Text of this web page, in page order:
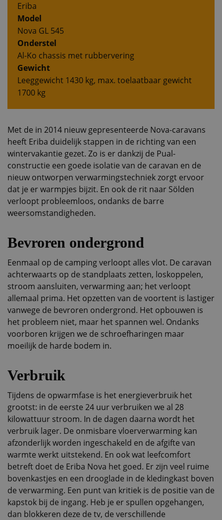
Eriba
Model
Nova GL 545
Onderstel
Al-Ko chassis met rubbervering
Gewicht
Leeggewicht 1430 kg, max. toelaatbaar gewicht
1700 kg
Met de in 2014 nieuw gepresenteerde Nova-caravans
heeft Eriba duidelijk stappen in de richting van een
wintervakantie gezet. Zo is er dankzij de Pual-
constructie een goede isolatie van de caravan en de
nieuw ontworpen verwarmingstechniek zorgt ervoor
dat je er warmpjes bijzit. En ook de rit naar Sölden
verloopt probleemloos, ondanks de barre
weersomstandigheden.
Bevroren ondergrond
Eenmaal op de camping verloopt alles vlot. De caravan
achterwaarts op de standplaats zetten, loskoppelen,
stroom aansluiten, verwarming aan; het verloopt
allemaal prima. Het opzetten van de voortent is lastiger
vanwege de bevroren ondergrond. Het opbouwen is
het probleem niet, maar het spannen wel. Ondanks
voorboren krijgen we de schroefharingen maar
moeilijk de harde bodem in.
Verbruik
Tijdens de opwarmfase is het energieverbruik het
grootst: in de eerste 24 uur verbruiken we al 28
kilowattuur stroom. In de dagen daarna wordt het
verbruik lager. De onmisbare vloerverwarming kan
afzonderlijk worden ingeschakeld en de afgifte van
warmte werkt uitstekend. En ook wat leefcomfort
betreft doet de Eriba Nova het goed. Er zijn veel ruime
bovenkastjes en een drooglade in de kledingkast boven
de verwarming. Een punt van kritiek is de positie van de
kapstok bij de ingang. Heb je er spullen opgehangen,
dan blokkeren deze de tv, de verschillende